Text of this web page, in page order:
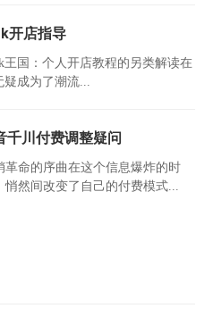
开店指导
国：个人开店教程的另类解读在
成为了潮流...
千川付费调整疑问
命的序曲在这个信息爆炸的时
然间改变了自己的付费模式...